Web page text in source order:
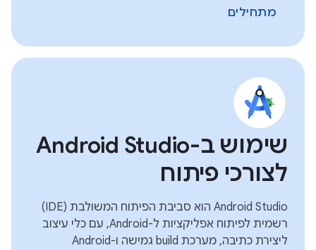
מתחילים
שימוש ב-Android Studio
לצורכי פיתוח
Android Studio הוא סביבת הפיתוח המשולבת (IDE)
רשמית לפיתוח אפליקציות ל-Android, עם כלי עיצוב
ליצירת כתיבה, מערכת build גמישה ו-Android